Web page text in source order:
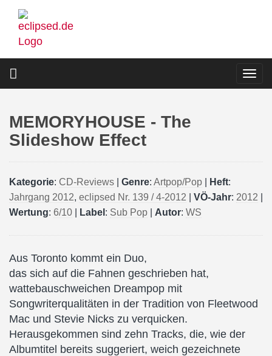
Direkt
zum
Inhalt
MEMORYHOUSE - The
Slideshow Effect
Kategorie: CD-Reviews Genre: Artpop/Pop Heft:
Jahrgang 2012, eclipsed Nr. 139 / 4-2012 VÖ-Jahr: 2012
Wertung: 6/10 Label : Sub Pop Autor: WS
Aus Toronto kommt ein Duo,
das sich auf die Fahnen geschrieben hat,
wattebauschweichen Dreampop mit
Songwriterqualitäten in der Tradition von Fleetwood
Mac und Stevie Nicks zu verquicken.
Herausgekommen sind zehn Tracks, die, wie der
Albumtitel bereits suggeriert, weich gezeichnete